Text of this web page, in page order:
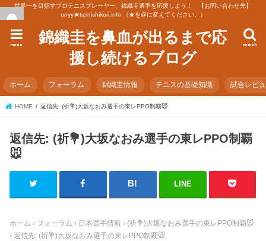
世界一を目指すプロテニスプレーヤー、錦織圭選手を応援しよう！ 【お問い合わせ先】
urryy★keinishikori.info （★を@に変えてください。）
錦織圭を鼻血が出るまで応
援し続けるブログ
search
menu
ホーム フォーラム 錦織圭情報 テニスの基礎知識 試合レビ
HOME 返信先: (祈💐)大坂なおみ選手の東レPPO制覇🐭
返信先: (祈💐)大坂なおみ選手の東レPPO制覇
🐭
LINE
ホーム › フォーラム › 日本選手情報 › (祈💐)大坂なおみ選手の東レPPO制覇🐭
› 返信先: (祈💐)大坂なおみ選手の東レPPO制覇🐭